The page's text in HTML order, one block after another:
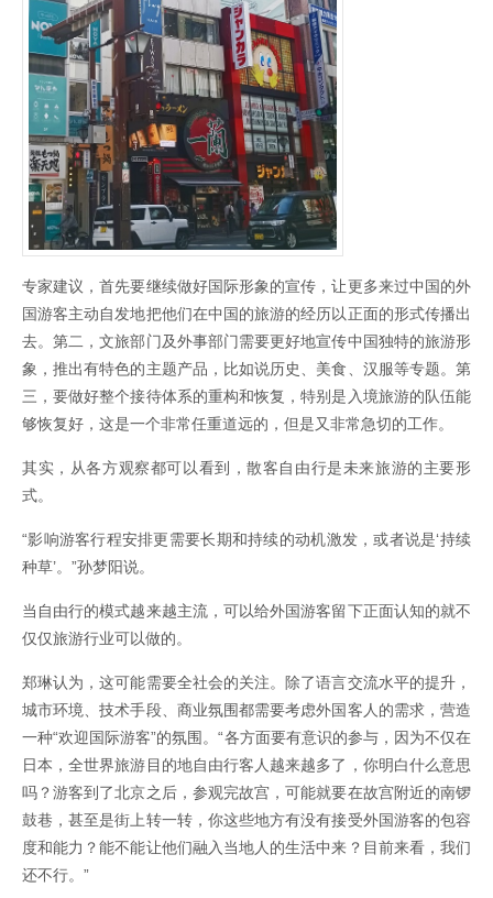
专家建议，首先要继续做好国际形象的宣传，让更多来过中国的外
国游客主动自发地把他们在中国的旅游的经历以正面的形式传播出
去。第二，文旅部门及外事部门需要更好地宣传中国独特的旅游形
象，推出有特色的主题产品，比如说历史、美食、汉服等专题。第
三，要做好整个接待体系的重构和恢复，特别是入境旅游的队伍能
够恢复好，这是一个非常任重道远的，但是又非常急切的工作。
其实，从各方观察都可以看到，散客自由行是未来旅游的主要形
式。
“影响游客行程安排更需要长期和持续的动机激发，或者说是‘持续
种草’。”孙梦阳说。
当自由行的模式越来越主流，可以给外国游客留下正面认知的就不
仅仅旅游行业可以做的。
郑琳认为，这可能需要全社会的关注。除了语言交流水平的提升，
城市环境、技术手段、商业氛围都需要考虑外国客人的需求，营造
一种“欢迎国际游客”的氛围。“各方面要有意识的参与，因为不仅在
日本，全世界旅游目的地自由行客人越来越多了，你明白什么意思
吗？游客到了北京之后，参观完故宫，可能就要在故宫附近的南锣
鼓巷，甚至是街上转一转，你这些地方有没有接受外国游客的包容
度和能力？能不能让他们融入当地人的生活中来？目前来看，我们
还不行。”